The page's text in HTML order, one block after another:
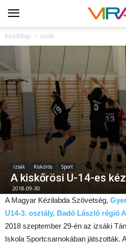
Kezdőlap Izsák
Izsák Kiskőrös Sport
A kiskőrösi U-14-es
2018-09-30
A Magyar Kézilabda Szövetség,
U14-3. osztály, Badó László régió
2018 szeptember 29-én az izsáki
Iskola Sportcsarnokában játszották.